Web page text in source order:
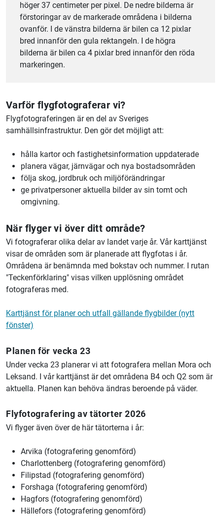
höger 37 centimeter per pixel. De nedre bilderna är
förstoringar av de markerade områdena i bilderna
ovanför. I de vänstra bilderna är bilen ca 12 pixlar
bred innanför den gula rektangeln. I de högra
bilderna är bilen ca 4 pixlar bred innanför den röda
markeringen.
Varför flygfotograferar vi?
Flygfotograferingen är en del av Sveriges
samhällsinfrastruktur. Den gör det möjligt att:
hålla kartor och fastighetsinformation uppdaterade
planera vägar, järnvägar och nya bostadsområden
följa skog, jordbruk och miljöförändringar
ge privatpersoner aktuella bilder av sin tomt och
omgivning.
När flyger vi över ditt område?
Vi fotograferar olika delar av landet varje år. Vår karttjänst
visar de områden som är planerade att flygfotas i år.
Områdena är benämnda med bokstav och nummer. I rutan
"Teckenförklaring" visas vilken upplösning området
fotograferas med.
Karttjänst för planer och utfall gällande flygbilder (nytt
fönster)
Planen för vecka 23
Under vecka 23 planerar vi att fotografera mellan Mora och
Leksand. I vår karttjänst är det områdena B4 och Q2 som är
aktuella. Planen kan behöva ändras beroende på väder.
Flyfotografering av tätorter 2026
Vi flyger även över de här tätorterna i år:
Arvika (fotografering genomförd)
Charlottenberg (fotografering genomförd)
Filipstad (fotografering genomförd)
Forshaga (fotografering genomförd)
Hagfors (fotografering genomförd)
Hällefors (fotografering genomförd)